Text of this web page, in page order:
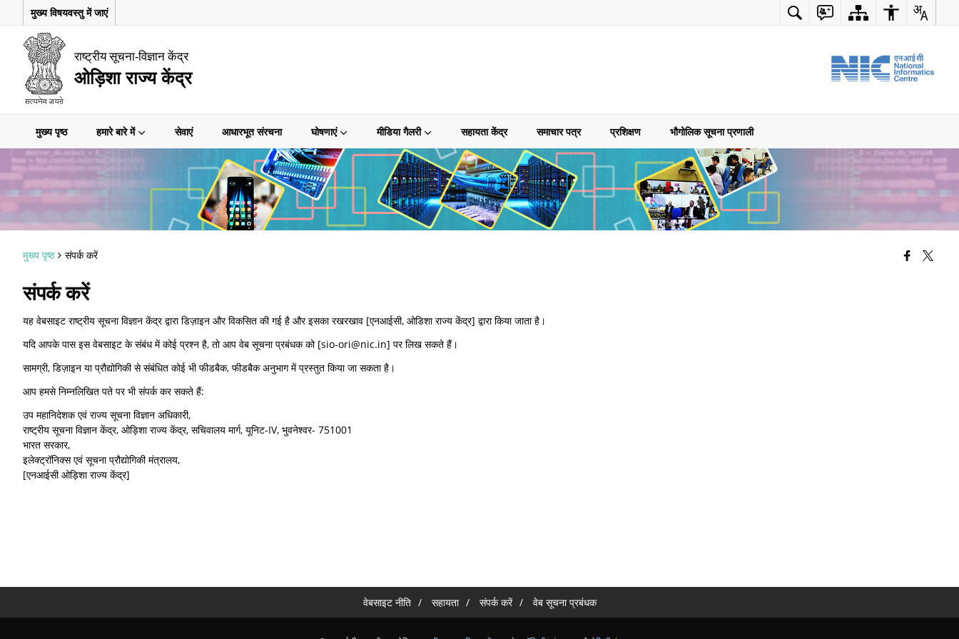
मुख्य विषयवस्तु में जाएं
राष्ट्रीय सूचना-विज्ञान केंद्र
ओड़िशा राज्य केंद्र
मुख्य पृष्ठ हमारे बारे में सेवाएं आधारभूत संरचना घोषणाएं मीडिया गैलरी सहायता केंद्र समाचार पत्र प्रशिक्षण भौगोलिक सूचना प्रणाली
मुख्य पृष्ठ संपर्क करें
संपर्क करें
यह वेबसाइट राष्ट्रीय सूचना विज्ञान केंद्र द्वारा डिज़ाइन और विकसित की गई है और इसका रखरखाव [एनआईसी, ओडिशा राज्य केंद्र] द्वारा किया जाता है।
यदि आपके पास इस वेबसाइट के संबंध में कोई प्रश्न है, तो आप वेब सूचना प्रबंधक को [sio-ori@nic.in] पर लिख सकते हैं।
सामग्री, डिज़ाइन या प्रौद्योगिकी से संबंधित कोई भी फीडबैक, फीडबैक अनुभाग में प्रस्तुत किया जा सकता है।
आप हमसे निम्नलिखित पते पर भी संपर्क कर सकते हैं:
उप महानिदेशक एवं राज्य सूचना विज्ञान अधिकारी,
राष्ट्रीय सूचना विज्ञान केंद्र, ओड़िशा राज्य केंद्र, सचिवालय मार्ग, यूनिट-IV, भुवनेश्वर- 751001
भारत सरकार,
इलेक्ट्रॉनिक्स एवं सूचना प्रौद्योगिकी मंत्रालय,
[एनआईसी ओड़िशा राज्य केंद्र]
वेबसाइट नीति सहायता संपर्क करें वेब सूचना प्रबंधक